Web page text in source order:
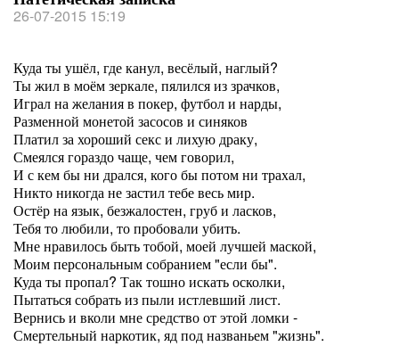
26-07-2015 15:19
Куда ты ушёл, где канул, весёлый, наглый?
Ты жил в моём зеркале, пялился из зрачков,
Играл на желания в покер, футбол и нарды,
Разменной монетой засосов и синяков
Платил за хороший секс и лихую драку,
Смеялся гораздо чаще, чем говорил,
И с кем бы ни дрался, кого бы потом ни трахал,
Никто никогда не застил тебе весь мир.
Остёр на язык, безжалостен, груб и ласков,
Тебя то любили, то пробовали убить.
Мне нравилось быть тобой, моей лучшей маской,
Моим персональным собранием "если бы".
Куда ты пропал? Так тошно искать осколки,
Пытаться собрать из пыли истлевший лист.
Вернись и вколи мне средство от этой ломки -
Смертельный наркотик, яд под названьем "жизнь".